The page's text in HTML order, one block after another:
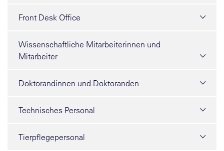
Front Desk Office
Wissenschaftliche Mitarbeiterinnen und
Mitarbeiter
Doktorandinnen und Doktoranden
Technisches Personal
Tierpflegepersonal